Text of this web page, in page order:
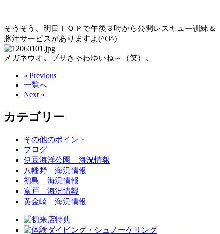
そうそう、明日ＩＯＰで午後３時から公開レスキュー訓練＆
豚汁サービスがありますよ(^O^)
メガネウオ。ブサきゃわゆいね～（笑）。
« Previous
一覧へ
Next »
カテゴリー
その他のポイント
ブログ
伊豆海洋公園 海況情報
八幡野 海況情報
初島 海況情報
富戸 海況情報
黄金崎 海況情報